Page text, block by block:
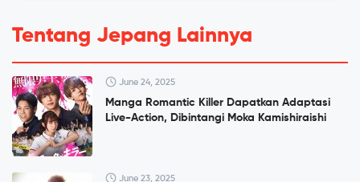
Tentang Jepang Lainnya
June 24, 2025
Manga Romantic Killer Dapatkan Adaptasi
Live-Action, Dibintangi Moka Kamishiraishi
June 23, 2025